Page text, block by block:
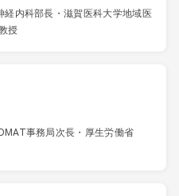
経内科部長・滋賀医科大学地域医
授
事務局次長・厚生労働省